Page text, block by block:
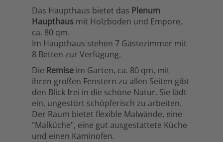
Das Haupthaus bietet das Plenum
Haupthaus mit Holzboden und Empore,
ca. 80 qm.
Im Haupthaus stehen 7 Gästezimmer mit
8 Betten zur Verfügung.
Die Remise im Garten, ca. 80 qm, mit
ihren großen Fenstern zu allen Seiten gibt
den Blick frei in die schöne Natur. Sie lädt
ein, ungestört schöpferisch zu arbeiten.
Der Raum bietet flexible Malwände, eine
"Malküche", eine gut ausgestattete Küche
und einen Kaminofen.